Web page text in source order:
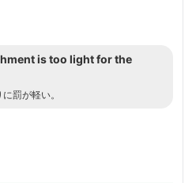
is too light for the
罰が軽い。